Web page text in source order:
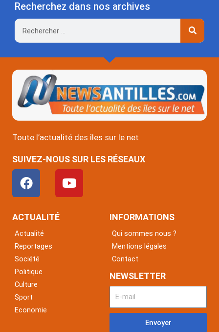
Recherchez dans nos archives
Rechercher
Toute l’actualité des îles sur le net
SUIVEZ-NOUS SUR LES RÉSEAUX
F
a
c
e
o
o
k
Y
o
u
ACTUALITÉ
Actualité
Reportages
Société
Politique
Culture
Sport
Economie
INFORMATIONS
Qui sommes nous ?
Mentions légales
Contact
NEWSLETTER
Envoyer